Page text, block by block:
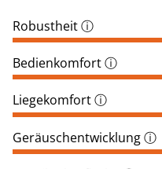
Robustheitⓘ
Bedienkomfortⓘ
Liegekomfortⓘ
Geräuschentwicklungⓘ